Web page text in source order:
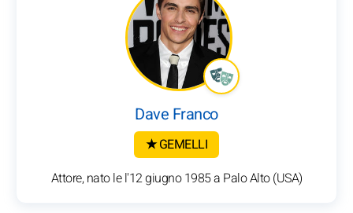
Dave Franco
★ GEMELLI
Attore, nato le l'12 giugno 1985 a Palo Alto (USA)